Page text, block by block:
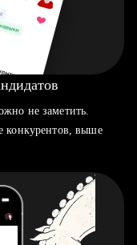
не заметить.
конкурентов, выше